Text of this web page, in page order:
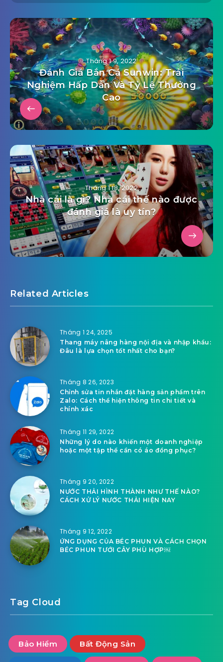
Tháng 1 9, 2022
Đánh Giá Bắn Cá Sunwin: Trải
Nghiệm Hấp Dẫn Và Tỷ Lệ Thưởng
Cao
Tháng 1 18, 2022
Nhà cái là gì? Nhà cái thế nào được
đánh giá là uy tín?
Related Articles
Tháng 1 24, 2025
Thang máy nâng hàng nội địa và nhập khẩu:
Đâu là lựa chọn tốt nhất cho bạn?
Tháng 8 26, 2023
Chỉnh sửa tin nhắn đặt hàng sản phẩm trên
Zalo: Cách thể hiện thông tin chi tiết và
chính xác
Tháng 11 29, 2022
Những lý do nào khiến một doanh nghiệp
hoặc một tập thể cần có áo đồng phục?
Tháng 9 20, 2022
NƯỚC THẢI HÌNH THÀNH NHƯ THẾ NÀO?
CÁCH XỬ LÝ NƯỚC THẢI HIỆN NAY
Tháng 9 12, 2022
ỨNG DỤNG CỦA BÉC PHUN VÀ CÁCH CHỌN
BÉC PHUN TƯỚI CÂY PHÙ HỢP￼
Tag Cloud
Bảo Hiểm Bất Động Sản